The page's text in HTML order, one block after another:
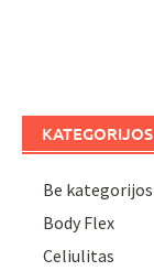
KATEGORIJOS
Be kategorijos
Body Flex
Celiulitas